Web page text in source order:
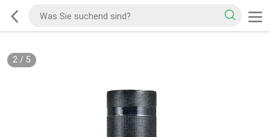
2/ 5